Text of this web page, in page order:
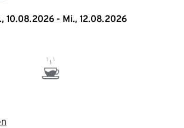
10.08.2026 - Mi., 12.08.2026